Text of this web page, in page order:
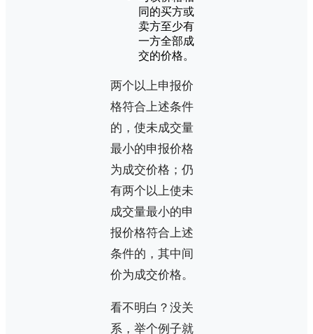
同的买方或
卖方至少有
一方全部成
交的价格。
两个以上申报价
格符合上述条件
的，使未成交量
最小的申报价格
为成交价格；仍
有两个以上使未
成交量最小的申
报价格符合上述
条件的，其中间
价为成交价格。
看不明白？没关
系，举个例子就